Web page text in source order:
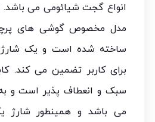
انواع گجت شیائومی می
مدل مخصوص گوشی های
ساخته شده است و یک شارژ
برای کاربر تضمین می کند.
سبک و انعطاف پذیر است و
می باشد و همینطور شارژ